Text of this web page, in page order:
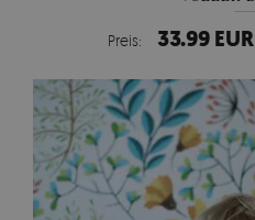
Preis: 33.99 EUR